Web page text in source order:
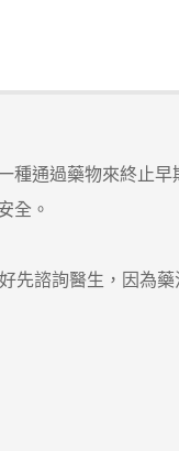
種通過藥物來終止
全。
諮詢醫生，因為藥